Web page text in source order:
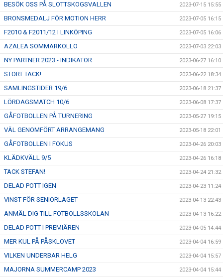
BESÖK OSS PÅ SLOTTSKOGSVALLEN 2023-07-15 15:55
BRONSMEDALJ FÖR MOTION HERR 2023-07-05 16:15
F2010 & F2011/12 I LINKÖPING 2023-07-05 16:06
AZALEA SOMMARKOLLO 2023-07-03 22:03
NY PARTNER 2023 - INDIKATOR 2023-06-27 16:10
STORT TACK! 2023-06-22 18:34
SAMLINGSTIDER 19/6 2023-06-18 21:37
LÖRDAGSMATCH 10/6 2023-06-08 17:37
GÅFOTBOLLEN PÅ TURNERING 2023-05-27 19:15
VÄL GENOMFÖRT ARRANGEMANG 2023-05-18 22:01
GÅFOTBOLLEN I FOKUS 2023-04-26 20:03
KLÄDKVÄLL 9/5 2023-04-26 16:18
TACK STEFAN! 2023-04-24 21:32
DELAD POTT IGEN 2023-04-23 11:24
VINST FÖR SENIORLAGET 2023-04-13 22:43
ANMÄL DIG TILL FOTBOLLSSKOLAN 2023-04-13 16:22
DELAD POTT I PREMIÄREN 2023-04-05 14:44
MER KUL PÅ PÅSKLOVET 2023-04-04 16:59
VILKEN UNDERBAR HELG 2023-04-04 15:57
MAJORNA SUMMERCAMP 2023 2023-04-04 15:44